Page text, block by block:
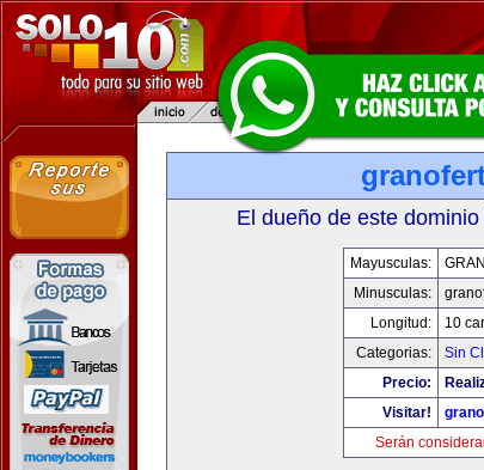
El dueño de este
Mayusculas:
Minusculas:
Longitud:
10
Categorias:
Sin
Precio:
Visitar!
Serán